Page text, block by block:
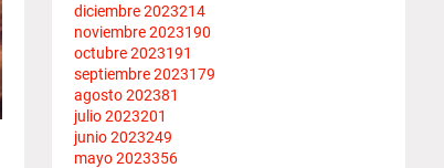
diciembre 2023214
noviembre 2023190
octubre 2023191
septiembre 2023179
agosto 202381
julio 2023201
junio 2023249
mayo 2023356